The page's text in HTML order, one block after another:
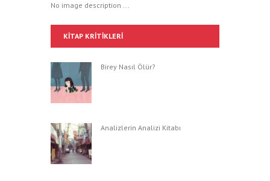
No image description ...
KITAP KRITIKLERI
Birey Nasıl Ölür?
Analizlerin Analizi Kitabı